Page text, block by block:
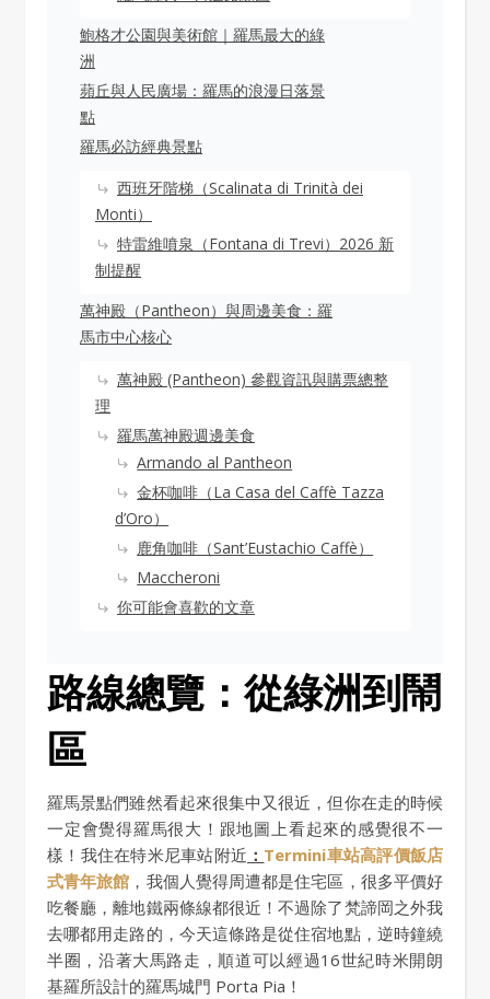
鮑格才公園與美術館｜羅馬最大的綠
洲
蘋丘與人民廣場：羅馬的浪漫日落景
點
羅馬必訪經典景點
西班牙階梯（Scalinata di Trinità dei
Monti）
特雷維噴泉（Fontana di Trevi）2026 新
制提醒
萬神殿（Pantheon）與周邊美食：羅
馬市中心核心
萬神殿 (Pantheon) 參觀資訊與購票總整
理
羅馬萬神殿週邊美食
Armando al Pantheon
金杯咖啡（La Casa del Caffè Tazza
d’Oro）
鹿角咖啡（Sant’Eustachio Caffè）
Maccheroni
你可能會喜歡的文章
路線總覽：從綠洲到鬧
區
羅馬景點們雖然看起來很集中又很近，但你在走的時候
一定會覺得羅馬很大！跟地圖上看起來的感覺很不一
樣！我住在特米尼車站附近 ： Termini車站高評價飯店
式青年旅館 ，我個人覺得周遭都是住宅區，很多平價好
吃餐廳，離地鐵兩條線都很近！不過除了梵諦岡之外我
去哪都用走路的，今天這條路是從住宿地點，逆時鐘繞
半圈，沿著大馬路走，順道可以經過16世紀時米開朗
基羅所設計的羅馬城門 Porta Pia！